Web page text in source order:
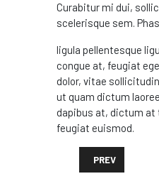
Curabitur mi dui,
scelerisque sem.
ligula pellentesque
congue at, feugiat
dolor, vitae
ut quam dictum
dapibus at, dictum at
feugiat euismod.
PREVIOUS
PREV